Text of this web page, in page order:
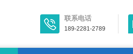
联系电话
189-2281-2789